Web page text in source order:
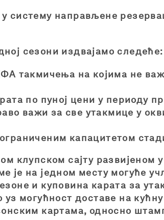
систему направљене
сезони издвајамо следеће:
такмичења на којима не
по пуној цени у периоду
важи за све утакмице у
капацитетом
клупском сајту
на једном месту могуће
и куповина карата за
могућност доставе на
картама, односно